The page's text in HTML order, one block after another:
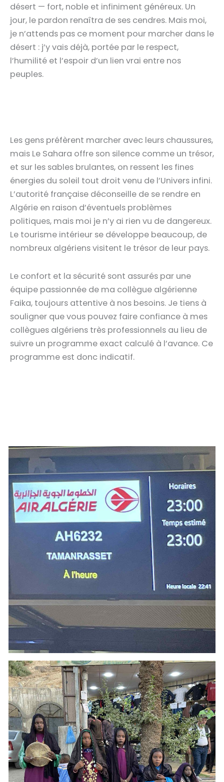
désert — fort, noble et infiniment généreux. Un
jour, le pardon renaîtra de ses cendres. Mais moi,
je n’attends pas ce moment pour marcher dans le
désert : j’y vais déjà, portée par le respect,
l’humilité et l’espoir d’un lien vrai entre nos
peuples.
Les gens préfèrent marcher avec leurs chaussures,
mais Le Sahara offre son silence comme un trésor,
et sur les sables brulantes, on ressent les fines
énergies du soleil tout droit venu de l’Univers infini.
L’autorité française déconseille de se rendre en
Algérie en raison d’éventuels problèmes
politiques, mais moi je n’y ai rien vu de dangereux.
Le tourisme intérieur se développe beaucoup, de
nombreux algériens visitent le trésor de leur pays.
Le confort et la sécurité sont assurés par une
équipe passionnée de ma collègue algérienne
Faika, toujours attentive à nos besoins. Je tiens à
souligner que vous pouvez faire confiance à mes
collègues algériens très professionnels au lieu de
suivre un programme exact calculé à l’avance. Ce
programme est donc indicatif.